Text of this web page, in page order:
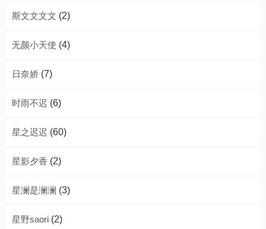
斯文文文文 (2)
无颜小天使 (4)
日奈娇 (7)
时雨不迟 (6)
星之迟迟 (60)
星影夕香 (2)
星澜是澜澜 (3)
星野saori (2)